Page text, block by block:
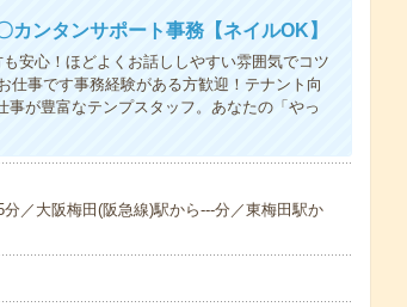
カンタンサポート事務【ネイルOK】
安心！ほどよくお話ししやすい雰囲気でコツ
仕事です事務経験がある方歓迎！テナント向
が豊富なテンプスタッフ。あなたの「やっ
／大阪梅田(阪急線)駅から---分／東梅田駅か